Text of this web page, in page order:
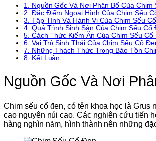
1.
Nguồn Gốc Và Nơi Phân Bổ Của Chim
2. Đặc Điểm Ngoại Hình Của Chim Sếu
3. Tập Tính Và Hành Vi Của Chim Sếu
4. Quá Trình Sinh Sản Của Chim Sếu Cổ
5. Cách Thức Kiếm Ăn Của Chim Sếu Cổ
6. Vai Trò Sinh Thái Của Chim Sếu Cổ
7.
Những Thách Thức Trong Bảo Tồn
8.
Kết Luận
Nguồn Gốc Và Nơi
Chim sếu cổ đen, có tên khoa học là Grus
cao nguyên núi cao. Các nghiên cứu tiến
hàng nghìn năm, hình thành nên những